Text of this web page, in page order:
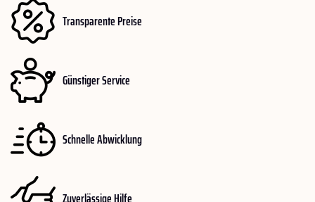
Transparente Preise
Günstiger Service
Schnelle Abwicklung